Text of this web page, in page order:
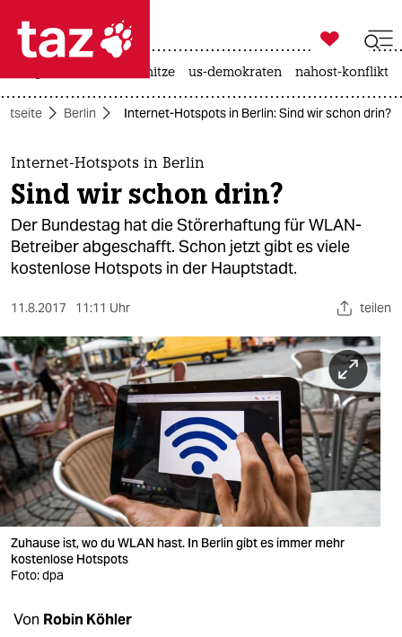
 taz zahl ich
taz zahl ich
themen
politik
öko
sport
berlin
nord
wahrheit
verlag
verlag
shop

taz zahl ich
hitze us-demokraten nahost-konflikt
Berlin Internet-Hotspots in Berlin: Sind wir schon drin?
Internet-Hotspots in Berlin
Sind wir schon drin?
Der Bundestag hat die Störerhaftung für WLAN-
Betreiber abgeschafft. Schon jetzt gibt es viele
kostenlose Hotspots in der Hauptstadt.
11.8.2017 11:11 Uhr teilen
Zuhause ist, wo du WLAN hast. In Berlin gibt es immer mehr
kostenlose Hotspots
Foto: dpa
Von Robin Köhler